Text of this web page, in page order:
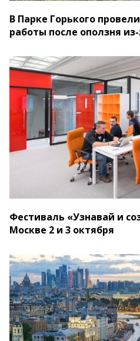
В Парке Горького
работы после оползня
Фестиваль «Узнавай и
Москве 2 и 3 октября